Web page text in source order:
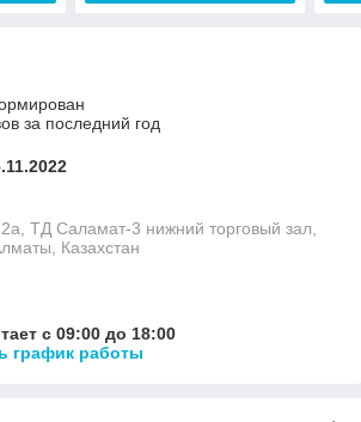
за последний год
ТД Саламат-3 нижний торговый зал,
Казахстан
с 09:00 до 18:00
график работы